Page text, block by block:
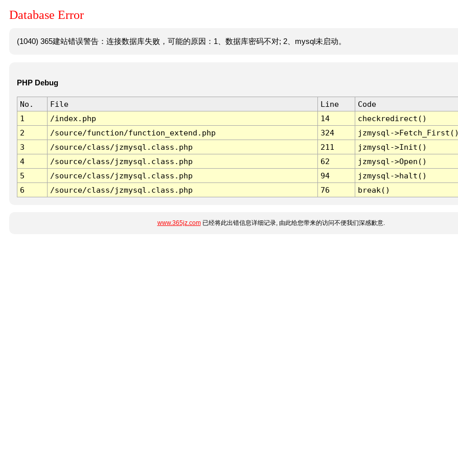
Database Error
(1040) 365建站错误警告：连接数据库失败，可能的原因：1、数据库密码不对; 2、mysql未启动。
PHP Debug
No. File Line
Code
1
/index.php 14
checkredirect()
2
/source/function/function_extend.php 324
jzmysql-
3
/source/class/jzmysql.class.php 211
jzmysql->Init()
4
/source/class/jzmysql.class.php 62
jzmysql->Open()
5
/source/class/jzmysql.class.php 94
jzmysql->halt()
6
/source/class/jzmysql.class.php 76 break()
www.365jz.com已经将此出错信息详细记录, 由此给您带来的访问不便我们深感歉意.